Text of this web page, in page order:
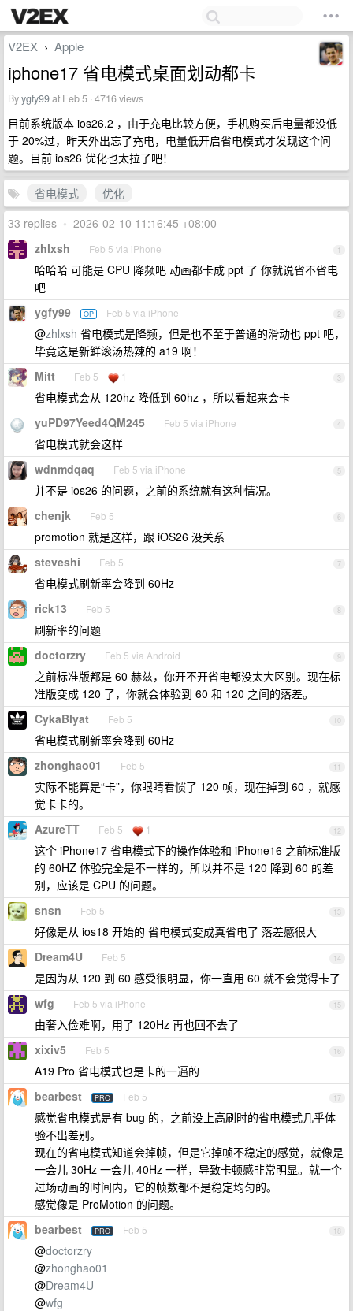
V2EX › Apple
iphone17 省电模式桌面划动都卡
Byygfy99at Feb 5 · 4716 views
目前系统版本 ios26.2 ，由于充电比较方便，手机购买后电量都没低
于 20%过，昨天外出忘了充电，电量低开启省电模式才发现这个问
题。目前 ios26 优化也太拉了吧！
省电模式
优化
33 replies • 2026-02-10 11:16:45 +08:00
1
zhlxsh Feb 5 via iPhone
哈哈哈 可能是 CPU 降频吧 动画都卡成 ppt 了 你就说省不省电
吧
2
ygfy99 OP Feb 5 via iPhone
@zhlxsh 省电模式是降频，但是也不至于普通的滑动也 ppt 吧，
毕竟这是新鲜滚汤热辣的 a19 啊！
3
Mitt Feb 5 1
省电模式会从 120hz 降低到 60hz ，所以看起来会卡
4
yuPD97Yeed4QM245 Feb 5 via iPhone
省电模式就会这样
5
wdnmdqaq Feb 5 via iPhone
并不是 ios26 的问题，之前的系统就有这种情况。
6
chenjk Feb 5
promotion 就是这样，跟 iOS26 没关系
7
steveshi Feb 5
省电模式刷新率会降到 60Hz
8
rick13 Feb 5
刷新率的问题
9
doctorzry Feb 5 via Android
之前标准版都是 60 赫兹，你开不开省电都没太大区别。现在标
准版变成 120 了，你就会体验到 60 和 120 之间的落差。
10
CykaBlyat Feb 5
省电模式刷新率会降到 60Hz
11
zhonghao01 Feb 5
实际不能算是“卡”，你眼睛看惯了 120 帧，现在掉到 60 ，就感
觉卡卡的。
12
AzureTT Feb 5 1
这个 iPhone17 省电模式下的操作体验和 iPhone16 之前标准版
的 60HZ 体验完全是不一样的，所以并不是 120 降到 60 的差
别，应该是 CPU 的问题。
13
snsn Feb 5
好像是从 ios18 开始的 省电模式变成真省电了 落差感很大
14
Dream4U Feb 5
是因为从 120 到 60 感受很明显，你一直用 60 就不会觉得卡了
15
wfg Feb 5 via iPhone
由奢入俭难啊，用了 120Hz 再也回不去了
16
xixiv5 Feb 5
A19 Pro 省电模式也是卡的一逼的
17
bearbest PRO Feb 5
感觉省电模式是有 bug 的，之前没上高刷时的省电模式几乎体
验不出差别。
现在的省电模式知道会掉帧，但是它掉帧不稳定的感觉，就像是
一会儿 30Hz 一会儿 40Hz 一样，导致卡顿感非常明显。就一个
过场动画的时间内，它的帧数都不是稳定均匀的。
感觉像是 ProMotion 的问题。
18
bearbest PRO Feb 5
@doctorzry
@zhonghao01
@Dream4U
@wfg